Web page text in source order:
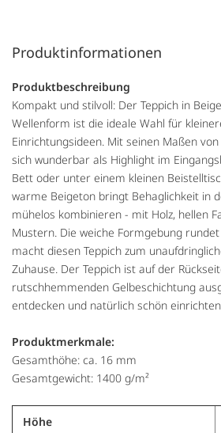
Produktinformationen
Produktbeschreibung
Kompakt und stilvoll: Der Teppich in
Wellenform ist die ideale Wahl für
Einrichtungsideen. Mit seinen Maßen
sich wunderbar als Highlight im
Bett oder unter einem kleinen
warme Beigeton bringt Behaglichkeit in
mühelos kombinieren - mit Holz, hellen
Mustern. Die weiche Formgebung
macht diesen Teppich zum
Zuhause. Der Teppich ist auf der
rutschhemmenden Gelbeschichtung
entdecken und natürlich schön
Produktmerkmale:
Gesamthöhe: ca. 16 mm
Gesamtgewicht: 1400 g/m²
Höhe